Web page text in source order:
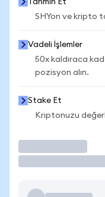
Tahmin Et
SHYon ve kripto
Vadeli İşlemler
50x kaldıraca
pozisyon alın.
Stake Et
Kriptonuzu